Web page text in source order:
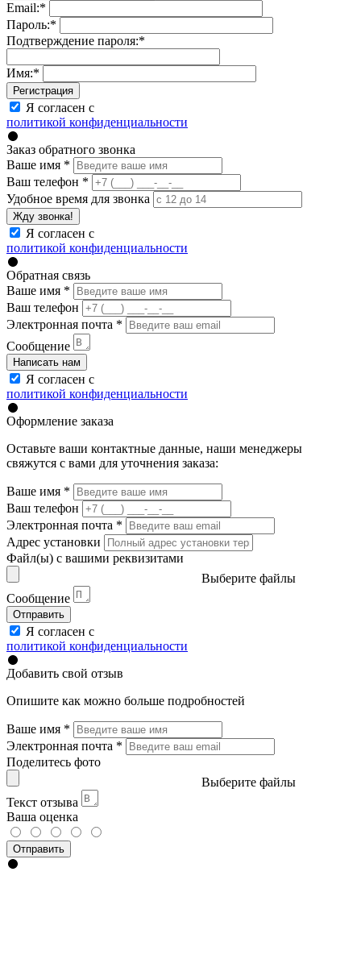
Email:*
Пароль:*
Подтверждение пароля:*
Имя:*
Регистрация
Я согласен с
политикой конфиденциальности
Заказ обратного звонка
Ваше имя *
Ваш телефон *
Удобное время для звонка
Жду звонка!
Я согласен с
политикой конфиденциальности
Обратная связь
Ваше имя *
Ваш телефон
Электронная почта *
Сообщение
Написать нам
Я согласен с
политикой конфиденциальности
Оформление заказа
Оставьте ваши контактные данные, наши менеджеры
свяжутся с вами для уточнения заказа:
Ваше имя *
Ваш телефон
Электронная почта *
Адрес установки
Файл(ы) с вашими реквизитами
Выберите файлы
Сообщение
Отправить
Я согласен с
политикой конфиденциальности
Добавить свой отзыв
Опишите как можно больше подробностей
Ваше имя *
Электронная почта *
Поделитесь фото
Выберите файлы
Текст отзыва
Ваша оценка
Отправить